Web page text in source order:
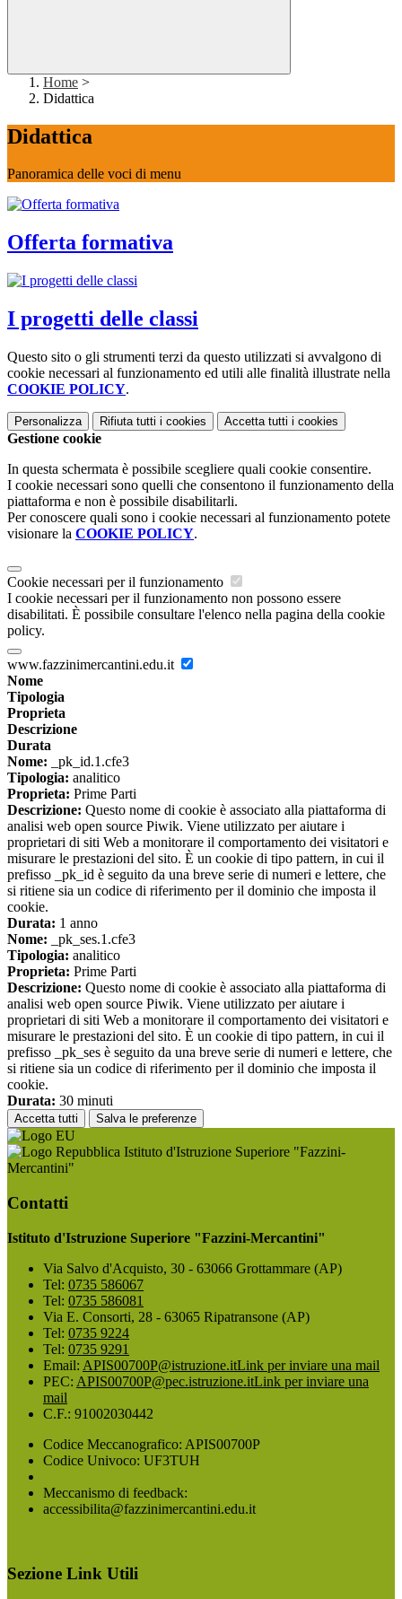
Home >
Didattica
Didattica
Panoramica delle voci di menu
Offerta formativa
I progetti delle classi
Questo sito o gli strumenti terzi da questo utilizzati si avvalgono di
cookie necessari al funzionamento ed utili alle finalità illustrate nella
COOKIE POLICY.
Personalizza Rifiuta tutti i cookies Accetta tutti i cookies
Gestione cookie
In questa schermata è possibile scegliere quali cookie consentire.
I cookie necessari sono quelli che consentono il funzionamento della
piattaforma e non è possibile disabilitarli.
Per conoscere quali sono i cookie necessari al funzionamento potete
visionare la COOKIE POLICY.
Cookie necessari per il funzionamento
I cookie necessari per il funzionamento non possono essere
disabilitati. È possibile consultare l'elenco nella pagina della cookie
policy.
www.fazzinimercantini.edu.it
Nome
Tipologia
Proprieta
Descrizione
Durata
Nome: _pk_id.1.cfe3
Tipologia: analitico
Proprieta: Prime Parti
Descrizione: Questo nome di cookie è associato alla piattaforma di
analisi web open source Piwik. Viene utilizzato per aiutare i
proprietari di siti Web a monitorare il comportamento dei visitatori e
misurare le prestazioni del sito. È un cookie di tipo pattern, in cui il
prefisso _pk_id è seguito da una breve serie di numeri e lettere, che
si ritiene sia un codice di riferimento per il dominio che imposta il
cookie.
Durata: 1 anno
Nome: _pk_ses.1.cfe3
Tipologia: analitico
Proprieta: Prime Parti
Descrizione: Questo nome di cookie è associato alla piattaforma di
analisi web open source Piwik. Viene utilizzato per aiutare i
proprietari di siti Web a monitorare il comportamento dei visitatori e
misurare le prestazioni del sito. È un cookie di tipo pattern, in cui il
prefisso _pk_ses è seguito da una breve serie di numeri e lettere, che
si ritiene sia un codice di riferimento per il dominio che imposta il
cookie.
Durata: 30 minuti
Accetta tutti Salva le preferenze
Istituto d'Istruzione Superiore "Fazzini-
Mercantini"
Contatti
Istituto d'Istruzione Superiore "Fazzini-Mercantini"
Via Salvo d'Acquisto, 30 - 63066 Grottammare (AP)
Tel: 0735 586067
Tel: 0735 586081
Via E. Consorti, 28 - 63065 Ripatransone (AP)
Tel: 0735 9224
Tel: 0735 9291
Email: APIS00700P@istruzione.itLink per inviare una mail
PEC: APIS00700P@pec.istruzione.itLink per inviare una
mail
C.F.: 91002030442
Codice Meccanografico: APIS00700P
Codice Univoco: UF3TUH
Meccanismo di feedback:
accessibilita@fazzinimercantini.edu.it
Sezione Link Utili